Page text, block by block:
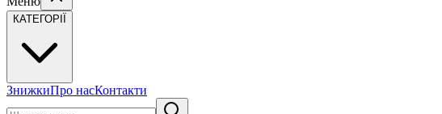
КАТЕГОРІЇ
ЗнижкиПро насКонтакти